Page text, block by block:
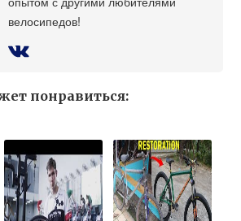
велосипедов!
понравиться: